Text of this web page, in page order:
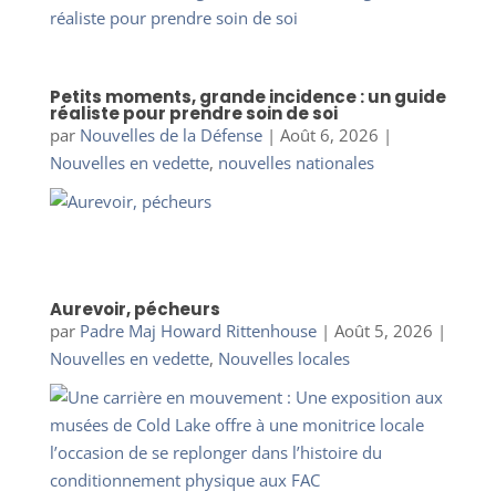
Petits moments, grande incidence : un guide
réaliste pour prendre soin de soi
par Nouvelles de la Défense| Août 6, 2026 |
Nouvelles en vedette, nouvelles nationales
Aurevoir, pécheurs
par Padre Maj Howard Rittenhouse| Août 5, 2026 |
Nouvelles en vedette, Nouvelles locales